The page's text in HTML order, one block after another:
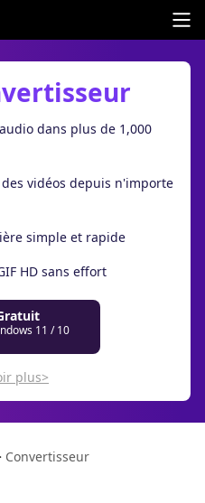
dans plus de 1,000
vidéos depuis n'importe
simple et rapide
HD sans effort
11 / 10
plus>
Convertisseur